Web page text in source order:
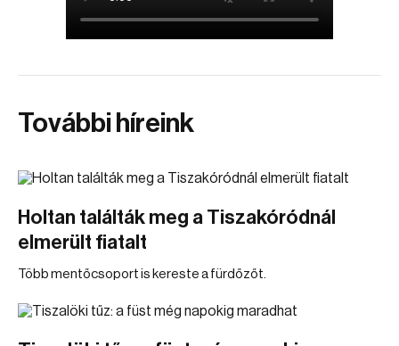
További híreink
Holtan találták meg a Tiszakóródnál
elmerült fiatalt
Több mentőcsoport is kereste a fürdőzőt.